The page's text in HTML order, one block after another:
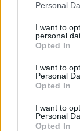
Personal
I want to
personal
Opted In
I want to
Personal
Opted In
I want to
Personal
Opted In
Ένα
διανύσει
το